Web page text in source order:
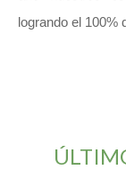
logrando el